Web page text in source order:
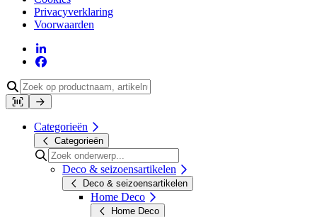
Privacyverklaring
Voorwaarden
Categorieën
Categorieën
Deco & seizoensartikelen
Deco & seizoensartikelen
Home Deco
Home Deco